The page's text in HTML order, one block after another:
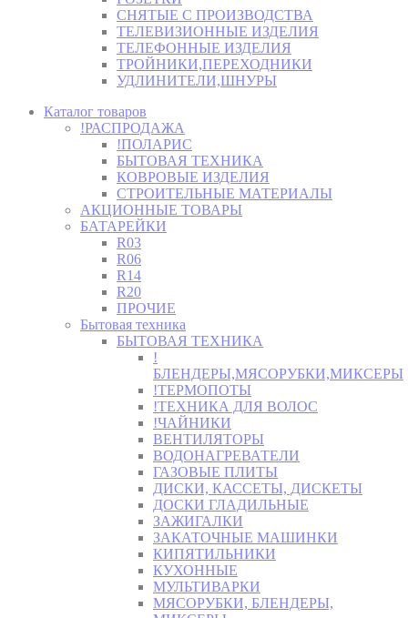
СНЯТЫЕ С ПРОИЗВОДСТВА
ТЕЛЕВИЗИОННЫЕ ИЗДЕЛИЯ
ТЕЛЕФОННЫЕ ИЗДЕЛИЯ
ТРОЙНИКИ,ПЕРЕХОДНИКИ
УДЛИНИТЕЛИ,ШНУРЫ
Каталог товаров
!РАСПРОДАЖА
!ПОЛАРИС
БЫТОВАЯ ТЕХНИКА
КОВРОВЫЕ ИЗДЕЛИЯ
СТРОИТЕЛЬНЫЕ МАТЕРИАЛЫ
АКЦИОННЫЕ ТОВАРЫ
БАТАРЕЙКИ
R03
R06
R14
R20
ПРОЧИЕ
Бытовая техника
БЫТОВАЯ ТЕХНИКА
!
БЛЕНДЕРЫ,МЯСОРУБКИ,МИКСЕРЫ
!ТЕРМОПОТЫ
!ТЕХНИКА ДЛЯ ВОЛОС
!ЧАЙНИКИ
ВЕНТИЛЯТОРЫ
ВОДОНАГРЕВАТЕЛИ
ГАЗОВЫЕ ПЛИТЫ
ДИСКИ, КАССЕТЫ, ДИСКЕТЫ
ДОСКИ ГЛАДИЛЬНЫЕ
ЗАЖИГАЛКИ
ЗАКАТОЧНЫЕ МАШИНКИ
КИПЯТИЛЬНИКИ
КУХОННЫЕ
МУЛЬТИВАРКИ
МЯСОРУБКИ, БЛЕНДЕРЫ,